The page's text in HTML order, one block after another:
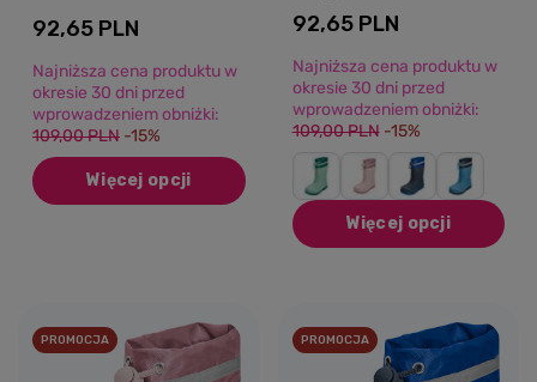
92,65 PLN
Najniższa cena produktu w
okresie 30 dni przed
wprowadzeniem obniżki:
109,00 PLN -15%
Więcej opcji
Playshoes
92,65 PLN
Najniższa cena produktu w
okresie 30 dni przed
wprowadzeniem obniżki:
109,00 PLN -15%
Więcej opcji
PROMOCJA PROMOCJA